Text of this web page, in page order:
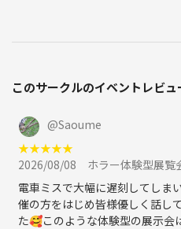
このサークルのイベントレビュ
@Saoume
★★★★★
2026/08/08
ホラー体験型展覧
電車ミスで大幅に遅刻してしま
催の方をはじめ皆様優しく話し
た🥰このような体験型の展示会